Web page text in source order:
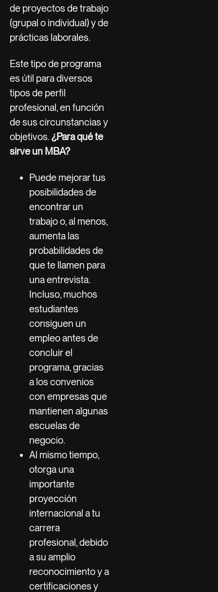
de proyectos de trabajo
(grupal o individual) y de
prácticas laborales.
Este tipo de programa
es útil para diversos
tipos de perfil
profesional, en función
de sus circunstancias y
objetivos. ¿Para qué te
sirve un MBA?
Puede mejorar tus
posibilidades de
encontrar un
trabajo o, al menos,
aumenta las
probabilidades de
que te llamen para
una entrevista.
Incluso, muchos
estudiantes
consiguen un
empleo antes de
concluir el
programa, gracias
a los convenios
con empresas que
mantienen algunas
escuelas de
negocio.
Al mismo tiempo,
otorga una
importante
proyección
internacional a tu
carrera
profesional, debido
a su amplio
reconocimiento y a
certificaciones y